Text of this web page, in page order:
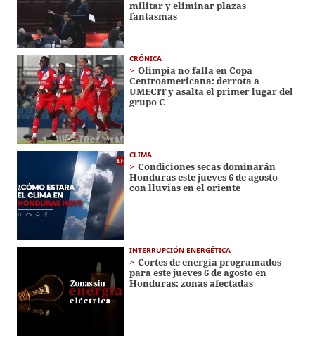
militar y eliminar plazas
fantasmas
CRÓNICA
Olimpia no falla en Copa
Centroamericana: derrota a
UMECIT y asalta el primer lugar del
grupo C
CLIMA
Condiciones secas dominarán
Honduras este jueves 6 de agosto
con lluvias en el oriente
INTERRUPCIÓN ENERGÉTICA
Cortes de energía programados
para este jueves 6 de agosto en
Honduras: zonas afectadas